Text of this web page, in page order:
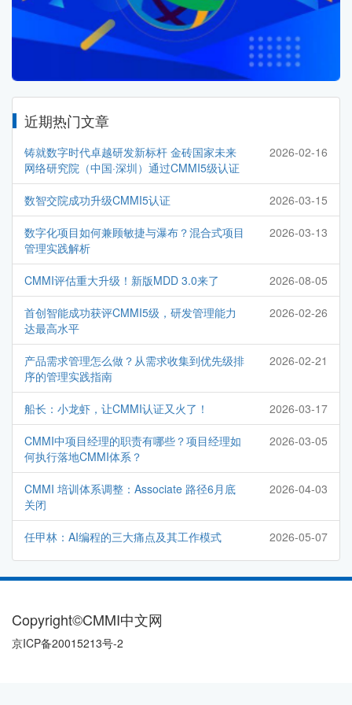
近期热门文章
铸就数字时代卓越研发新标杆 金砖国家未来
网络研究院（中国·深圳）通过CMMI5级认证
2026-02-16
数智交院成功升级CMMI5认证 2026-03-15
数字化项目如何兼顾敏捷与瀑布？混合式项目
管理实践解析
2026-03-13
CMMI评估重大升级！新版MDD 3.0来了 2026-08-05
首创智能成功获评CMMI5级，研发管理能力
达最高水平
2026-02-26
产品需求管理怎么做？从需求收集到优先级排
序的管理实践指南
2026-02-21
船长：小龙虾，让CMMI认证又火了！ 2026-03-17
CMMI中项目经理的职责有哪些？项目经理如
何执行落地CMMI体系？
2026-03-05
CMMI 培训体系调整：Associate 路径6月底
关闭
2026-04-03
任甲林：AI编程的三大痛点及其工作模式 2026-05-07
Copyright©CMMI中文网
京ICP备20015213号-2